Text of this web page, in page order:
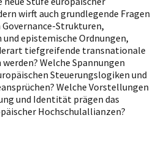
wirft auch grundlegende Fragen
Governance-Strukturen,
epistemische Ordnungen,
tiefgreifende transnationale
Welche Spannungen
Steuerungslogiken und
Welche Vorstellungen
und Identität prägen das
Hochschulallianzen?